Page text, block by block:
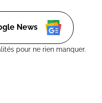
ou dans un vaste espace
News
pour ne rien manquer.